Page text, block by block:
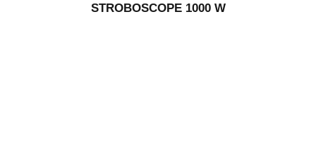
STROBOSCOPE 1000 W